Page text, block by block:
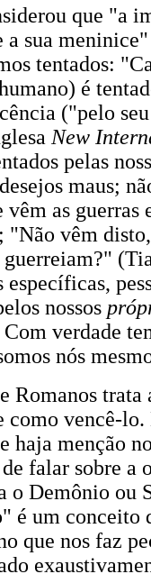
que "a
a sua
tentados:
é
("pelo
New
pelas
maus;
vêm as guerras
"Não vêm
guerreiam?"
específicas,
nossos
Com verdade
nós
Romanos trata
como vencê-
haja menção
falar sobre a
o Demônio ou
é um conceito
que nos faz